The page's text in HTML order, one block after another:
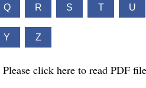
Q R S T U
Y Z
Please click here to read PDF file